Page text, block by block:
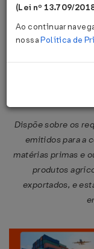
Página Inicial
Instrução
Dispõe sobre os
emitidos para a
matérias primas e
produtos
exportados, e
(Lei nº 13.709/
Ao continuar
nossaPolítica de